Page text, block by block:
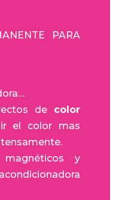
PARA
de color
el color mas
y